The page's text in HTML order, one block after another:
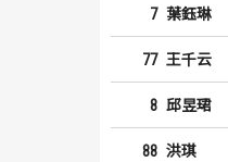
7 葉鈺琳
77 王千云
8 邱昱珺
88 洪琪